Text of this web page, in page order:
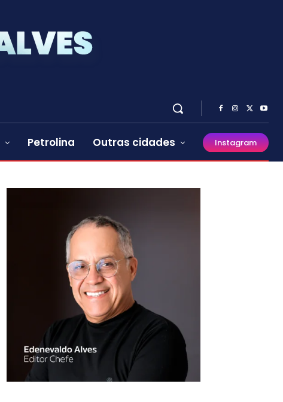
Petrolina Outras cidades Instagram